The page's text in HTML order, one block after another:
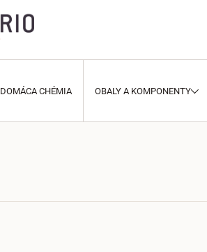
DOMÁCA CHÉMIA OBALY A KOMPONENTY